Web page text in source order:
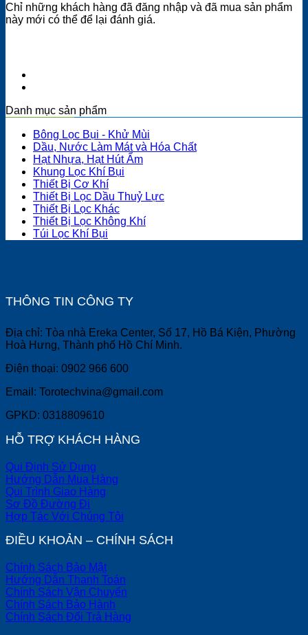
Chỉ những khách hàng đã đăng nhập và đã mua sản phẩm
này mới có thể để lại đánh giá.
Danh mục sản phẩm
Bông Lọc Bụi - Khử Mùi
Dầu, Nước Làm Mát và Hóa Chất
Hạt Nhựa, Hạt Hút Ẩm
Khung Lọc Khí Bụi
Thiết Bị Cơ Khí
Thiết Bị Lọc Dầu Thuỷ Lực
Thiết Bị Lọc Khác
Thiết Bị Lọc Không Khí
Túi Lọc Khí Bụi
THÔNG TIN CÔNG TY
Địa chỉ: Tòa nhà Ereka Center, Số 17, Hồ Bá Kiện, Phường
Hoà Hưng, Thành phố Hồ Chí Minh.
Điện thoại: 0902 966 600
Email: Torotechvina@gmail.com
GPKD: 0318809610
HỖ TRỢ KHÁCH HÀNG
Qui Định Sử Dụng
Hướng Dẫn Mua Hàng
Qui Trình Giao Hàng
Sơ Đồ Đường Đi
Hợp Tác Với Chúng Tôi
ĐIỀU KHOẢN – CHÍNH SÁCH
Chính Sách Bảo Mật
Hướng Dẫn Thanh Toán
Chính Sách Vận Chuyển
Chính Sách Bảo Hành
Chính Sách Đổi Trả Hàng